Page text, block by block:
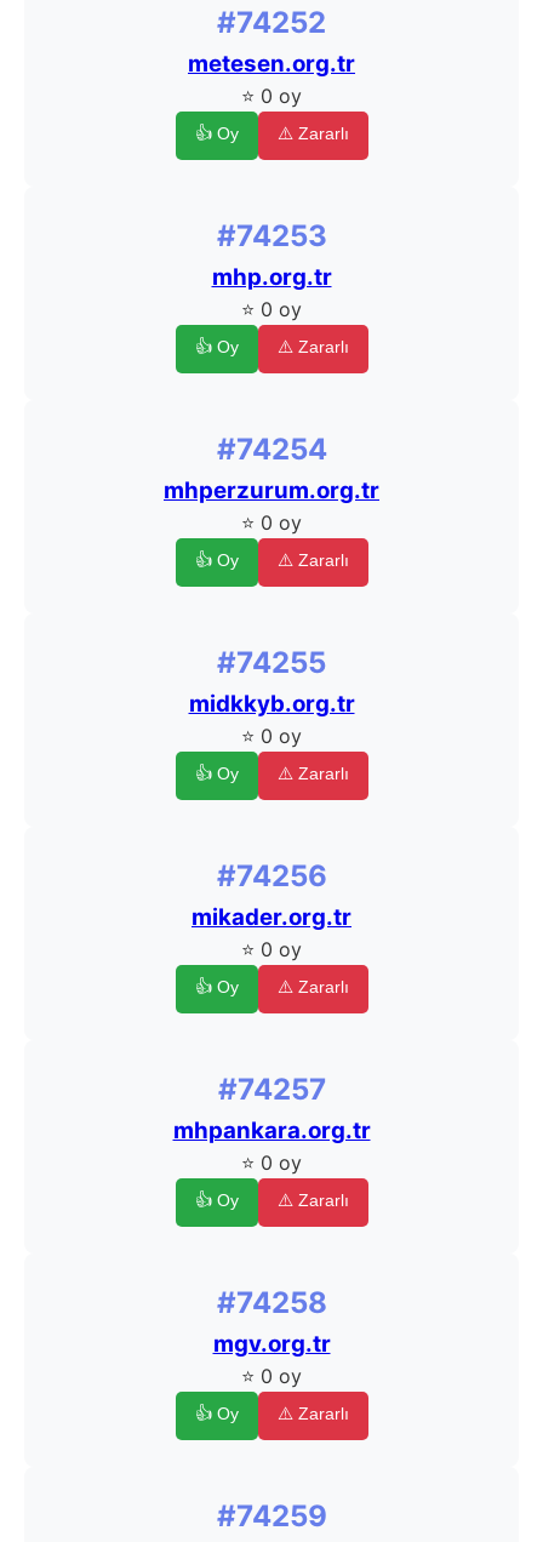
#74252
metesen.org.tr
⭐ 0 oy
👍 Oy ⚠️ Zararlı
#74253
mhp.org.tr
⭐ 0 oy
👍 Oy ⚠️ Zararlı
#74254
mhperzurum.org.tr
⭐ 0 oy
👍 Oy ⚠️ Zararlı
#74255
midkkyb.org.tr
⭐ 0 oy
👍 Oy ⚠️ Zararlı
#74256
mikader.org.tr
⭐ 0 oy
👍 Oy ⚠️ Zararlı
#74257
mhpankara.org.tr
⭐ 0 oy
👍 Oy ⚠️ Zararlı
#74258
mgv.org.tr
⭐ 0 oy
👍 Oy ⚠️ Zararlı
#74259